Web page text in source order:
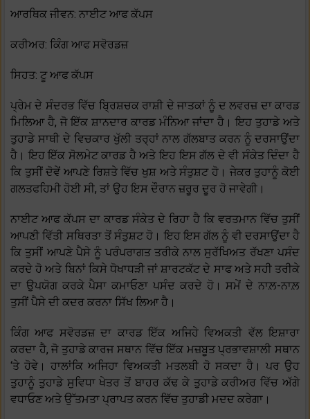
ਆਰਥਿਕ ਜੀਵਨ: ਨਾਈਟ ਆਫ ਕੱਪਸ
ਕਰੀਅਰ: ਕਿੰਗ ਆਫ ਸਵੋਰਡਜ਼
ਸਿਹਤ: ਟੂ ਆਫ ਕੱਪਸ
ਪ੍ਰੇਮ ਦੇ ਸੰਦਰਭ ਵਿੱਚ ਬ੍ਰਿਸ਼ਚਕ ਰਾਸ਼ੀ ਦੇ ਜਾਤਕਾਂ ਨੂੰ ਦ ਲਵਰਜ਼ ਦਾ ਕਾਰਡ
ਮਿਲਿਆ ਹੈ, ਜੋ ਇੱਕ ਸ਼ਾਨਦਾਰ ਕਾਰਡ ਮੰਨਿਆ ਜਾਂਦਾ ਹੈ। ਇਹ ਤੁਹਾਡੇ ਅਤੇ
ਤੁਹਾਡੇ ਸਾਥੀ ਦੇ ਵਿਚਕਾਰ ਖੁੱਲੀ ਤਰ੍ਹਾਂ ਨਾਲ ਗੱਲਬਾਤ ਕਰਨ ਨੂੰ ਦਰਸਾਉਂਦਾ
ਹੈ। ਇਹ ਇੱਕ ਸੋਲਮੇਟ ਕਾਰਡ ਹੈ ਅਤੇ ਇਹ ਇਸ ਗੱਲ ਦੇ ਵੀ ਸੰਕੇਤ ਦਿੰਦਾ ਹੈ
ਕਿ ਤੁਸੀਂ ਦੋਵੇਂ ਆਪਣੇ ਰਿਸ਼ਤੇ ਵਿੱਚ ਖੁਸ਼ ਅਤੇ ਸੰਤੁਸ਼ਟ ਹੋ। ਜੇਕਰ ਤੁਹਾਨੂੰ ਕੋਈ
ਗਲਤਫਹਿਮੀ ਹੋਈ ਸੀ, ਤਾਂ ਉਹ ਇਸ ਦੌਰਾਨ ਜ਼ਰੂਰ ਦੂਰ ਹੋ ਜਾਵੇਗੀ।
ਨਾਈਟ ਆਫ ਕੱਪਸ ਦਾ ਕਾਰਡ ਸੰਕੇਤ ਦੇ ਰਿਹਾ ਹੈ ਕਿ ਵਰਤਮਾਨ ਵਿੱਚ ਤੁਸੀਂ
ਆਪਣੀ ਵਿੱਤੀ ਸਥਿਰਤਾ ਤੋਂ ਸੰਤੁਸ਼ਟ ਹੋ। ਇਹ ਇਸ ਗੱਲ ਨੂੰ ਵੀ ਦਰਸਾਉਂਦਾ ਹੈ
ਕਿ ਤੁਸੀਂ ਆਪਣੇ ਪੈਸੇ ਨੂੰ ਪਰੰਪਰਾਗਤ ਤਰੀਕੇ ਨਾਲ ਸੁਰੱਖਿਅਤ ਰੱਖਣਾ ਪਸੰਦ
ਕਰਦੇ ਹੋ ਅਤੇ ਬਿਨਾਂ ਕਿਸੇ ਧੋਖਾਧੜੀ ਜਾਂ ਸ਼ਾਰਟਕੱਟ ਦੇ ਸਾਫ ਅਤੇ ਸਹੀ ਤਰੀਕੇ
ਦਾ ਉਪਯੋਗ ਕਰਕੇ ਪੈਸਾ ਕਮਾਓਣਾ ਪਸੰਦ ਕਰਦੇ ਹੋ। ਸਮੇਂ ਦੇ ਨਾਲ਼-ਨਾਲ਼
ਤੁਸੀਂ ਪੈਸੇ ਦੀ ਕਦਰ ਕਰਨਾ ਸਿੱਖ ਲਿਆ ਹੈ।
ਕਿੰਗ ਆਫ ਸਵੋਰਡਜ਼ ਦਾ ਕਾਰਡ ਇੱਕ ਅਜਿਹੇ ਵਿਅਕਤੀ ਵੱਲ ਇਸ਼ਾਰਾ
ਕਰਦਾ ਹੈ, ਜੋ ਤੁਹਾਡੇ ਕਾਰਜ ਸਥਾਨ ਵਿੱਚ ਇੱਕ ਮਜ਼ਬੂਤ ਪ੍ਰਭਾਵਸ਼ਾਲੀ ਸਥਾਨ
‘ਤੇ ਹੋਵੇ। ਹਾਲਾਂਕਿ ਅਜਿਹਾ ਵਿਅਕਤੀ ਮਤਲਬੀ ਹੋ ਸਕਦਾ ਹੈ। ਪਰ ਉਹ
ਤੁਹਾਨੂੰ ਤੁਹਾਡੇ ਸੁਵਿਧਾ ਖੇਤਰ ਤੋਂ ਬਾਹਰ ਕੱਢ ਕੇ ਤੁਹਾਡੇ ਕਰੀਅਰ ਵਿੱਚ ਅੱਗੇ
ਵਧਾਓਣ ਅਤੇ ਉੱਤਮਤਾ ਪ੍ਰਾਪਤ ਕਰਨ ਵਿੱਚ ਤੁਹਾਡੀ ਮਦਦ ਕਰੇਗਾ।